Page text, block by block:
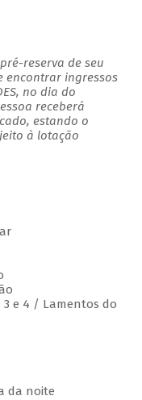
reserva de seu
encontrar ingressos
no dia do
receberá
estando o
à lotação
3 e 4 / Lamentos do
da noite